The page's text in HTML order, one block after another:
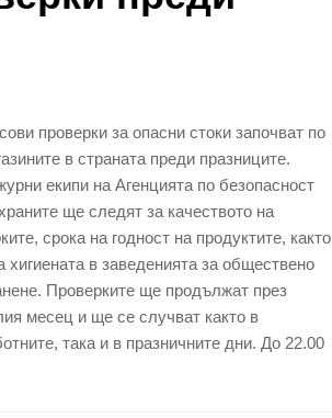
проверки за опасни стоки започват по
в страната преди празниците.
екипи на Агенцията по безопасност
ще следят за качеството на
срока на годност на продуктите, както
хигиената в заведенията за обществено
Проверките ще продължат през
месец и ще се случват както в
така и в празничните дни. До 22.00